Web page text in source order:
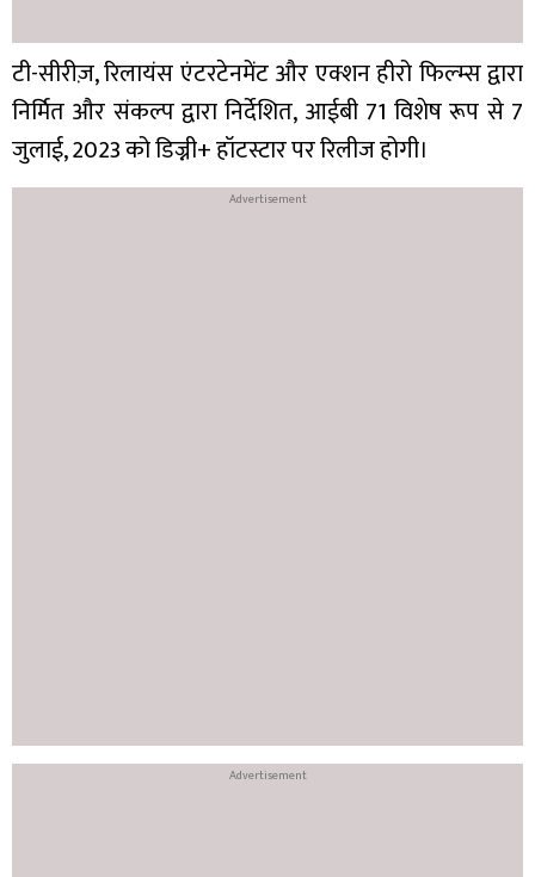
टी-सीरीज़, रिलायंस एंटरटेनमेंट और एक्शन हीरो फिल्म्स द्वारा
निर्मित और संकल्प द्वारा निर्देशित, आईबी 71 विशेष रूप से 7
जुलाई, 2023 को डिज्नी+ हॉटस्टार पर रिलीज होगी।